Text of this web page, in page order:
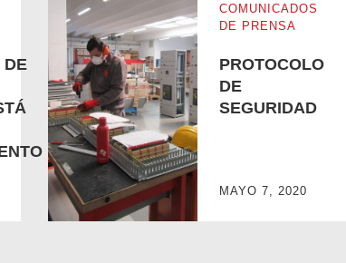
EN FUNCIONAMIENTO
DE
PROTOCOLO DE SEGURIDAD
COMUNICADOS
DE PRENSA
PROTOCOLO
DE
SEGURIDAD
MAYO 7, 2020